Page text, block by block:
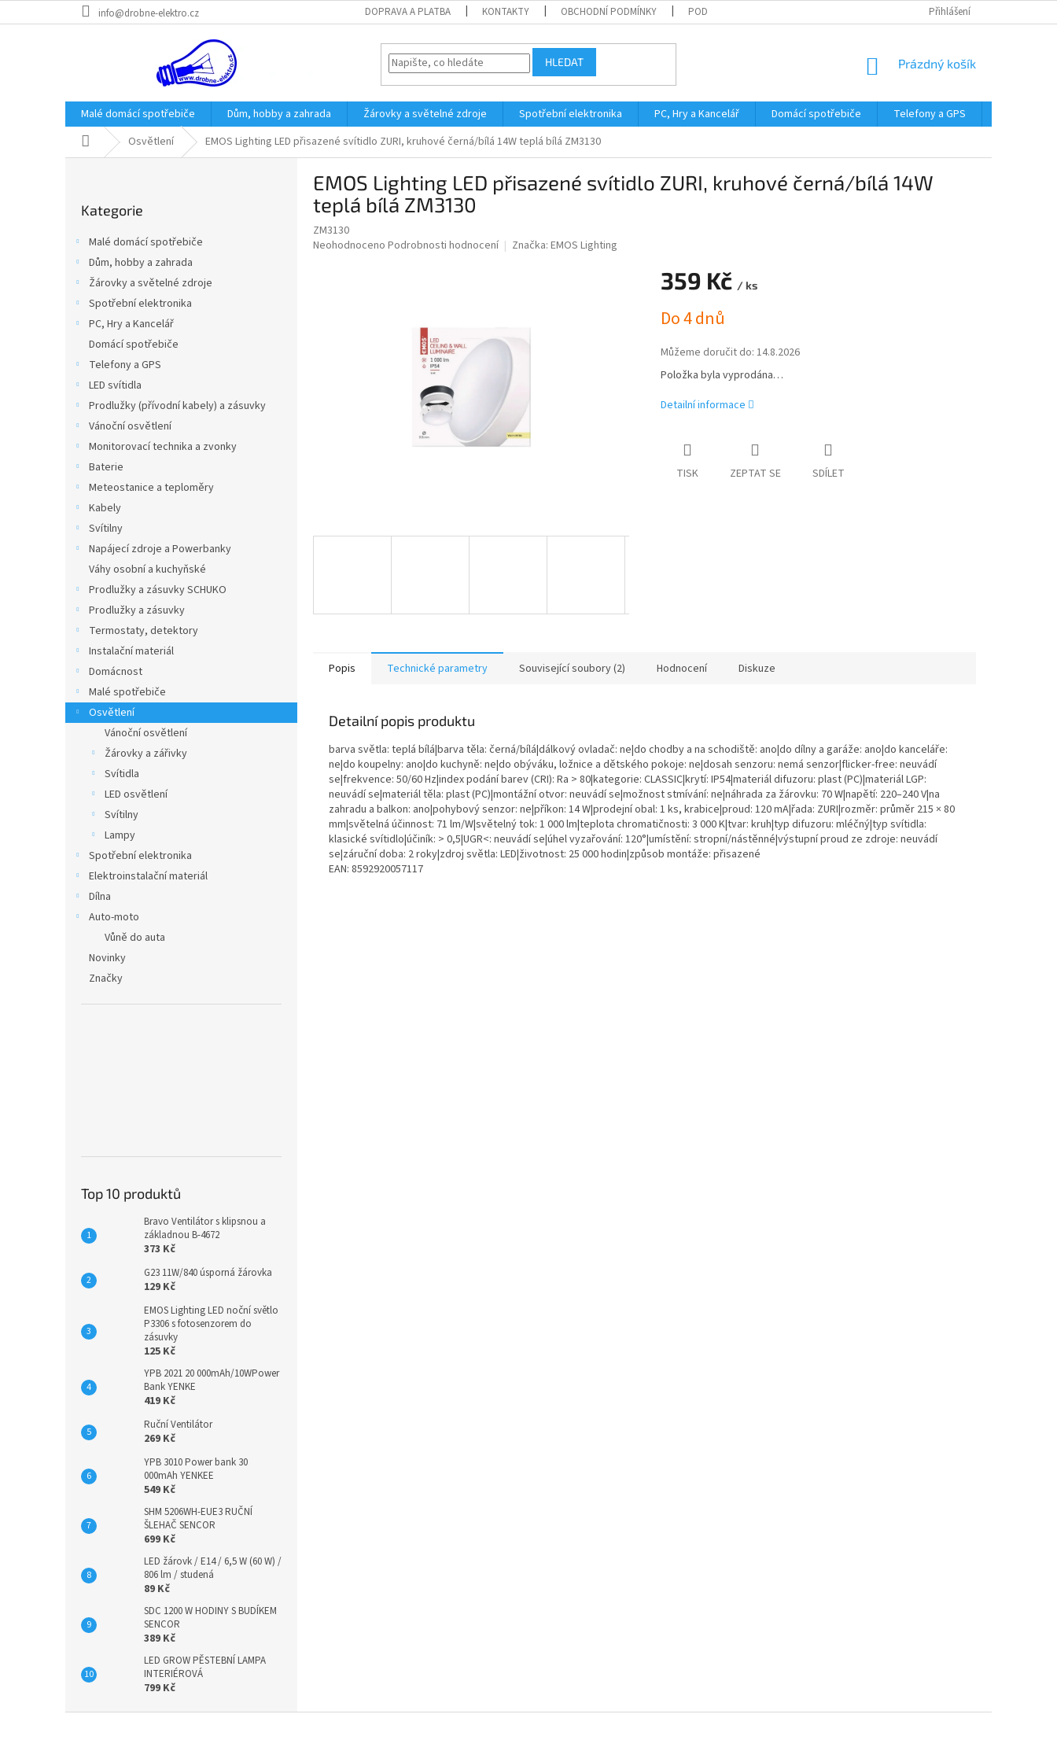
na
info@drobne-elektro.cz DOPRAVA A PLATBA KONTAKTY OBCHODNÍ PODMÍNKY PODMÍNKY OCHRANY OSOBNÍCH ÚDAJŮ Přihlášení
HLEDAT
NÁKUPNÍ
Prázdný košík
Malé domácí spotřebiče Dům, hobby a zahrada Žárovky a světelné zdroje Spotřební elektronika PC, Hry a Kancelář Domácí spotřebiče Telefony a GPS
Domů Osvětlení EMOS Lighting LED přisazené svítidlo ZURI, kruhové černá/bílá 14W teplá bílá ZM3130
kategorie
Kategorie
Malé domácí spotřebiče
Dům, hobby a zahrada
Žárovky a světelné zdroje
Spotřební elektronika
PC, Hry a Kancelář
Domácí spotřebiče
Telefony a GPS
LED svítidla
Prodlužky (přívodní kabely) a zásuvky
Vánoční osvětlení
Monitorovací technika a zvonky
Baterie
Meteostanice a teploměry
Kabely
Svítilny
Napájecí zdroje a Powerbanky
Váhy osobní a kuchyňské
Prodlužky a zásuvky SCHUKO
Prodlužky a zásuvky
Termostaty, detektory
Instalační materiál
Domácnost
Malé spotřebiče
Osvětlení
Vánoční osvětlení
Žárovky a zářivky
Svítidla
LED osvětlení
Svítilny
Lampy
Spotřební elektronika
Elektroinstalační materiál
Dílna
Auto-moto
Vůně do auta
Novinky
Značky
Top 10 produktů
Bravo Ventilátor s klipsnou a
základnou B-4672
373 Kč
G23 11W/840 úsporná žárovka
129 Kč
EMOS Lighting LED noční světlo
P3306 s fotosenzorem do
zásuvky
125 Kč
YPB 2021 20 000mAh/10WPower
Bank YENKE
419 Kč
Ruční Ventilátor
269 Kč
YPB 3010 Power bank 30
000mAh YENKEE
549 Kč
SHM 5206WH-EUE3 RUČNÍ
ŠLEHAČ SENCOR
699 Kč
LED žárovk / E14 / 6,5 W (60 W) /
806 lm / studená
89 Kč
SDC 1200 W HODINY S BUDÍKEM
SENCOR
389 Kč
LED GROW PĚSTEBNÍ LAMPA
INTERIÉROVÁ
799 Kč
EMOS Lighting LED přisazené svítidlo ZURI, kruhové černá/bílá 14W
teplá bílá ZM3130
ZM3130
Průměrné
Neohodnoceno Podrobnosti hodnocení Značka: EMOS Lighting
359 Kč / ks
cena:
Do 4 dnů
Můžeme doručit do: 14.8.2026
Položka byla vyprodána…
Detailní informace
TISK ZEPTAT SE SDÍLET
Popis Technické parametry Související soubory (2) Hodnocení Diskuze
Detailní popis produktu
barva světla: teplá bílá|barva těla: černá/bílá|dálkový ovladač: ne|do chodby a na schodiště: ano|do dílny a garáže: ano|do kanceláře:
ne|do koupelny: ano|do kuchyně: ne|do obýváku, ložnice a dětského pokoje: ne|dosah senzoru: nemá senzor|flicker-free: neuvádí
se|frekvence: 50/60 Hz|index podání barev (CRI): Ra > 80|kategorie: CLASSIC|krytí: IP54|materiál difuzoru: plast (PC)|materiál LGP:
neuvádí se|materiál těla: plast (PC)|montážní otvor: neuvádí se|možnost stmívání: ne|náhrada za žárovku: 70 W|napětí: 220–240 V|na
zahradu a balkon: ano|pohybový senzor: ne|příkon: 14 W|prodejní obal: 1 ks, krabice|proud: 120 mA|řada: ZURI|rozměr: průměr 215 × 80
mm|světelná účinnost: 71 lm/W|světelný tok: 1 000 lm|teplota chromatičnosti: 3 000 K|tvar: kruh|typ difuzoru: mléčný|typ svítidla:
klasické svítidlo|účiník: > 0,5|UGR<: neuvádí se|úhel vyzařování: 120°|umístění: stropní/nástěnné|výstupní proud ze zdroje: neuvádí
se|záruční doba: 2 roky|zdroj světla: LED|životnost: 25 000 hodin|způsob montáže: přisazené
EAN: 8592920057117